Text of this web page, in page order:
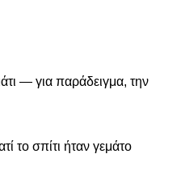
— για παράδειγμα, την
το σπίτι ήταν γεμάτο